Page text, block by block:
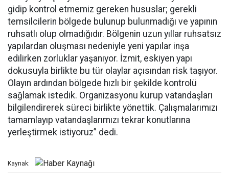
gidip kontrol etmemiz gereken hususlar; gerekli
temsilcilerin bölgede bulunup bulunmadığı ve yapının
ruhsatlı olup olmadığıdır. Bölgenin uzun yıllar ruhsatsız
yapılardan oluşması nedeniyle yeni yapılar inşa
edilirken zorluklar yaşanıyor. İzmit, eskiyen yapı
dokusuyla birlikte bu tür olaylar açısından risk taşıyor.
Olayın ardından bölgede hızlı bir şekilde kontrolü
sağlamak istedik. Organizasyonu kurup vatandaşları
bilgilendirerek süreci birlikte yönettik. Çalışmalarımızı
tamamlayıp vatandaşlarımızı tekrar konutlarına
yerleştirmek istiyoruz” dedi.
Kaynak: